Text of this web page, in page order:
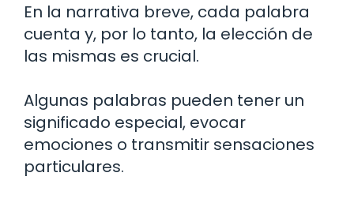
En la narrativa breve, cada palabra
cuenta y, por lo tanto, la elección de
las mismas es crucial.
Algunas palabras pueden tener un
significado especial, evocar
emociones o transmitir sensaciones
particulares.